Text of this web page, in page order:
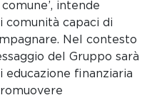
intende
capaci di
Nel contesto
del Gruppo sarà
finanziaria